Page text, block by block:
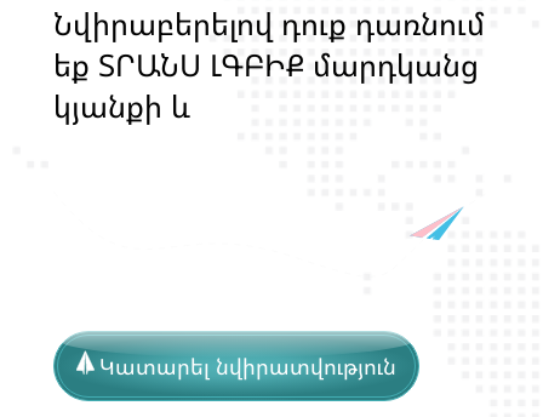
Նվիրաբերելով դոք դառնոմ
եք ՏՐԱՆՍ ԼԳԲԻՔ մարդկանց
կյանքի և
Կատարել նվիրատվություն